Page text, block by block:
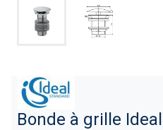
Bonde à grille